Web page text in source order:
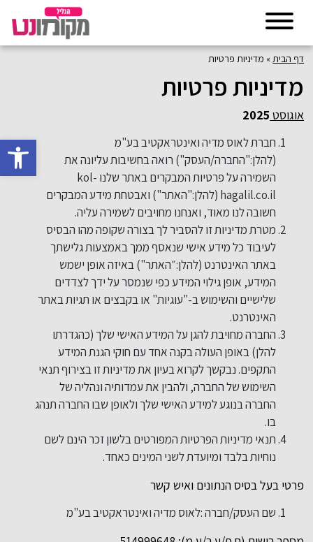
פתח
דף הבית » מדיניות פרטיות
מדיניות פרטיות
אוגוסט 2025
חברת לאוס מדיה ואינטראקטיב בע"מ
(להלן:"החברה/העסק") רואה בחשיבות עליונה את
השמירה על פרטיות המבקרים באתר שלנו kol-
hagalil.co.il (להלן:"האתר") ואבטחת מידע המבקרים
חשובה לנו מאוד, ואנחנו מחויבים לשמירה עליה.
מטרת מדיניות זו להסביר לך בצורה שקופה מהו הבסיס
לעיבוד כל מידע אישי שנאסף ממך באמצעות גלישתך
באתר האינטרנט (להלן:״האתר") באיזה אופן ישמש
המידע, אופן גילוי המידע כפי שנמסר על ידך לצדדים
שלישיים והשימוש ב-"עוגיות" או בקבצים או תגיות באתר
האינטרנט.
החברה מחויבת להגן על המידע האישי שלך (כהגדרתו
להלן) באופן העולה בקנה אחד עם חוקי הגנת המידע
התקפים. נבקשך לקרוא בעיון את מדיניות זו בצירוף תנאי
השימוש של החברה, ולהבין את עמדותיה ונהליה של
החברה בנוגע למידע האישי שלך ולאופן שבו החברה תנהג
בו.
תנאי מדיניות הפרטיות המפורטים בלשון זכר הינם לשם
נוחיות בלבד ומיועדת לשני המינים כאחד.
פרטי בעל בסיס הנתונים ואיש קשר
שם העסק/חברה :לאוס מדיה ואינטראקטיב בע"מ